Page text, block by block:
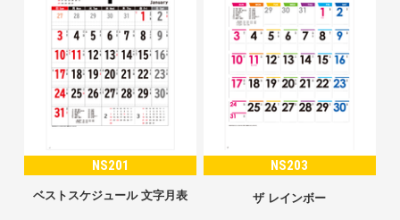
NS201
ベストスケジュール 文字月表
NS203
ザ レインボー